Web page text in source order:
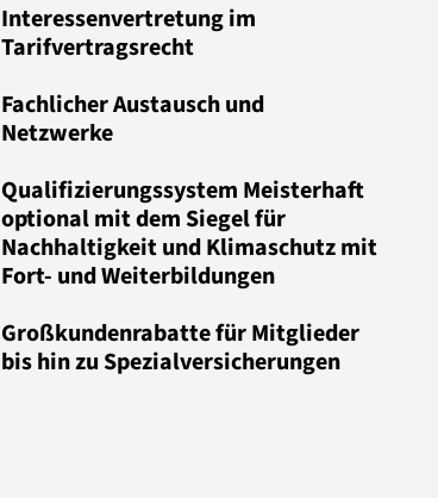
Interessenvertretung im
Tarifvertragsrecht
Fachlicher Austausch und
Netzwerke
Qualifizierungssystem Meisterhaft
optional mit dem Siegel für
Nachhaltigkeit und Klimaschutz mit
Fort- und Weiterbildungen
Großkundenrabatte für Mitglieder
bis hin zu Spezialversicherungen